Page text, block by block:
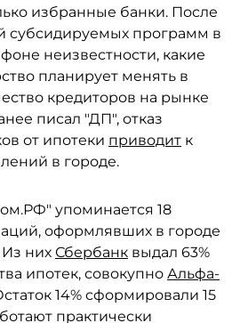
избранные банки. После
субсидируемых программ в
неизвестности, какие
планирует менять в
кредиторов на рынке
писал "ДП", отказ
от ипотеки приводит к
в городе.
упоминается 18
оформлявших в городе
них Сбербанк выдал 63%
ипотек, совокупно Альфа-
14% сформировали 15
практически